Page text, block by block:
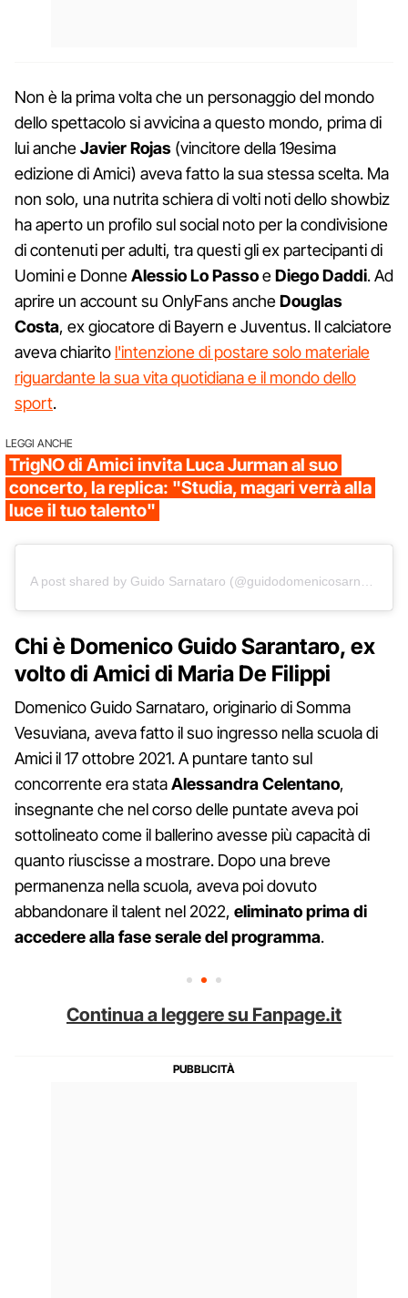
Non è la prima volta che un personaggio del mondo
dello spettacolo si avvicina a questo mondo, prima di
lui ancheJavier Rojas (vincitore della 19esima
edizione di Amici) aveva fatto la sua stessa scelta. Ma
non solo, una nutrita schiera di volti noti dello showbiz
ha aperto un profilo sul social noto per la condivisione
di contenuti per adulti, tra questi gli ex partecipanti di
Uomini e DonneAlessio Lo PassoeDiego Daddi. Ad
aprire un account su OnlyFans ancheDouglas
Costa, ex giocatore di Bayern e Juventus. Il calciatore
aveva chiarito l'intenzione di postare solo materiale
riguardante la sua vita quotidiana e il mondo dello
sport.
LEGGI ANCHE
TrigNO di Amici invita Luca Jurman al suo
concerto, la replica: "Studia, magari verrà alla
luce il tuo talento"
Chi è Domenico Guido Sarantaro, ex
volto di Amici di Maria De Filippi
Domenico Guido Sarnataro, originario di Somma
Vesuviana, aveva fatto il suo ingresso nella scuola di
Amici il 17 ottobre 2021. A puntare tanto sul
concorrente era stataAlessandra Celentano,
insegnante che nel corso delle puntate aveva poi
sottolineato come il ballerino avesse più capacità di
quanto riuscisse a mostrare. Dopo una breve
permanenza nella scuola, aveva poi dovuto
abbandonare il talent nel 2022, eliminato prima di
accedere alla fase serale del programma.
Continua a leggere su Fanpage.it